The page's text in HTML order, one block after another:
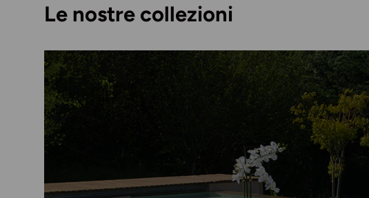
Le nostre collezioni